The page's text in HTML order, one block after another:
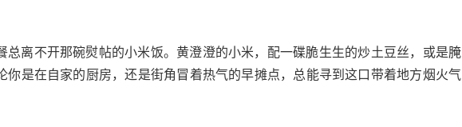
总离不开那碗熨帖的小米饭。黄澄澄的小米，配一碟脆生生的炒土豆丝，或是腌
你是在自家的厨房，还是街角冒着热气的早摊点，总能寻到这口带着地方烟火气